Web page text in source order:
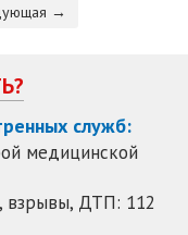
→
служб:
медицинской
взрывы, ДТП: 112